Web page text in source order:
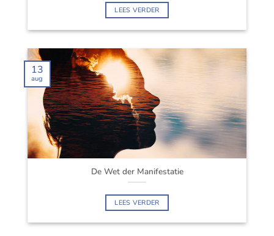
LEES VERDER
De Wet der Manifestatie
LEES VERDER
13
aug